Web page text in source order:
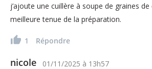
j’ajoute une cuillère à soupe de graines
meilleure tenue de la préparation.
1 Répondre
nicole 01/11/2025 à 13h57